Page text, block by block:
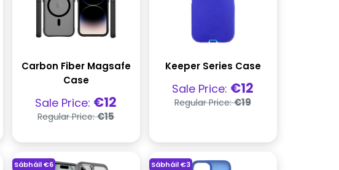
Carbon Fiber Magsafe
Case
Praghas
díola
Sale Price: €12
Praghas
rialta
Regular Price:€15
Keeper Series Case
Praghas
díola
Sale Price: €12
Praghas
rialta
Regular Price:€19
Sábháil€6 Sábháil€3